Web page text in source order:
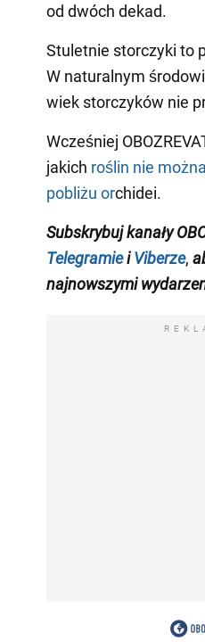
od dwóch dekad.
Stuletnie storczyki to
W naturalnym
wiek storczyków nie
Wcześniej
jakich roślin nie
pobliżu orchidei.
Subskrybuj kanały
Telegramie i Viberze,
najnowszymi